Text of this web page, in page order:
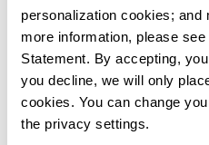
personalization cookies; and
more information, please see
Statement. By accepting,
you decline, we will only
cookies. You can change
the privacy settings.
许多 Excel 用户希望 Excel 内
节省 Excel 工作时
ASAP Utilities 帮助您节省时
作。